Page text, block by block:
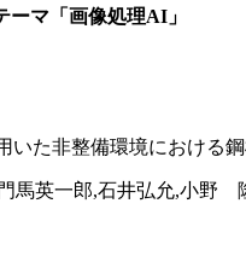
マ「画像処理AI」
いた非整備環境における
馬英一郎,石井弘允,小野